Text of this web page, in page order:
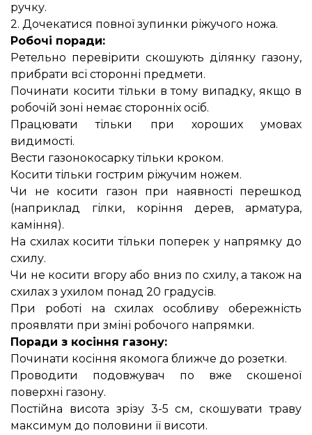
ручку.
2. Дочекатися повної зупинки ріжучого ножа.
Робочі поради:
Ретельно перевірити скошують ділянку газону,
прибрати всі сторонні предмети.
Починати косити тільки в тому випадку, якщо в
робочій зоні немає сторонніх осіб.
Працювати тільки при хороших умовах
видимості.
Вести газонокосарку тільки кроком.
Косити тільки гострим ріжучим ножем.
Чи не косити газон при наявності перешкод
(наприклад гілки, коріння дерев, арматура,
каміння).
На схилах косити тільки поперек у напрямку до
схилу.
Чи не косити вгору або вниз по схилу, а також на
схилах з ухилом понад 20 градусів.
При роботі на схилах особливу обережність
проявляти при зміні робочого напрямки.
Поради з косіння газону:
Починати косіння якомога ближче до розетки.
Проводити подовжувач по вже скошеної
поверхні газону.
Постійна висота зрізу 3-5 см, скошувати траву
максимум до половини її висоти.